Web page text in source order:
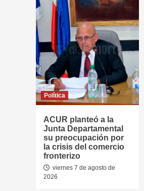
Política
ACUR planteó a la
Junta Departamental
su preocupación por
la crisis del comercio
fronterizo
viernes 7 de agosto de
2026